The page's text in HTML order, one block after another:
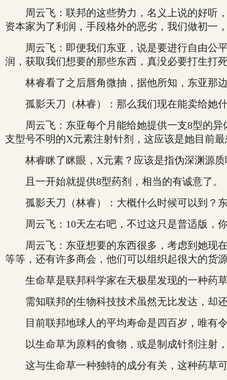
周云飞：联邦的这些势力，名义上说的好听，
资本家为了利润，手段格外的恶劣，我们做初一
周云飞：即便我们东亚，说是要进行自由公平
润，获取我们想要的那些东西，真没必要打生打死
林睿看了之后唇角微抽，据他所知，东亚那边
孤影天刀（林睿）：那么我们现在能卖给她什
周云飞：东亚每个月能给她提供一支8型的异
支型号不明的X元素注射针剂，这应该是她目前
林睿眯了眯眼，X元素？应该是指伪深渊源质
且一开始就提供8型药剂，相当的有诚意了。
孤影天刀（林睿）：大概什么时候可以到？东
周云飞：10天左右吧，不过这只是普适版，你
周云飞：东亚想要的东西很多，考虑到她现在
等等，还有许多商会，他们可以组织起很大的货
生命草是联邦科学家在天极星发现的一种药草
需知联邦的生物科技技术虽然无比发达，却还
目前联邦地球人的平均寿命是四百岁，唯有令
以生命草为原料的食物，或是制成针剂注射，
这与生命草一种独特的成分有关，这种药草可